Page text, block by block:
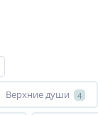
Верхние души 4